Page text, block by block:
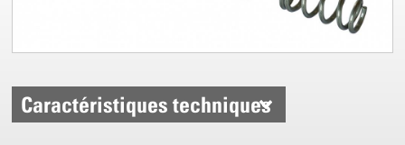
Caractéristiques techniques